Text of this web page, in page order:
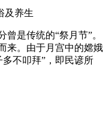
是传统的“祭月节”。
来。由于月宫中的嫦娥
不叩拜”，即民谚所